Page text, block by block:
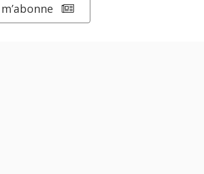
m’abonne